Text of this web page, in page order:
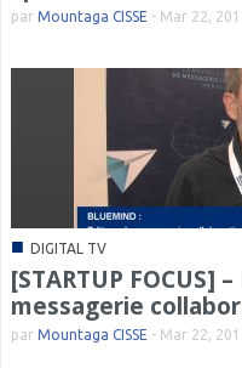
par Mountaga CISSE - Mar 22,
■ DIGITAL TV
[STARTUP FOCUS]
messagerie
par Mountaga CISSE - Mar 22,